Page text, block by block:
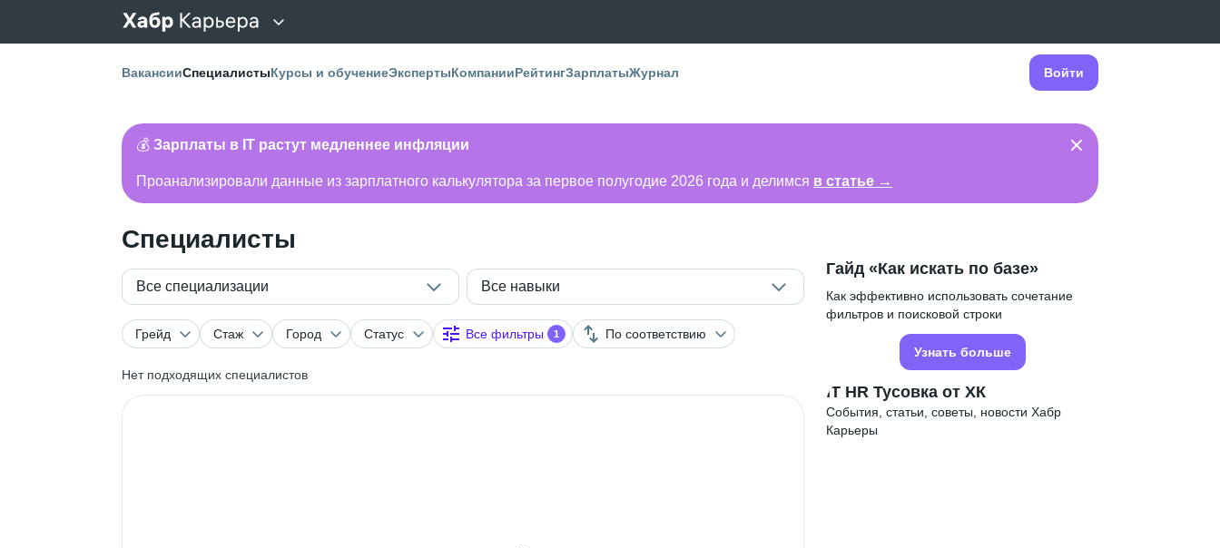
ВакансииСпециалистыКурсы и обучениеЭкспертыКомпанииРейтингЗарплатыЖурнал Войти
💰 Зарплаты в IT растут медленнее инфляции
Проанализировали данные из зарплатного калькулятора за первое полугодие 2026 года и делимся в статье →
Специалисты
Все специализации Все навыки
Грейд Стаж Город Статус Все фильтры 1 По соответствию
Нет подходящих специалистов
Гайд «Как искать по базе»
Как эффективно использовать сочетание
фильтров и поисковой строки
Узнать больше
IT HR Тусовка от ХК
События, статьи, советы, новости Хабр
Карьеры